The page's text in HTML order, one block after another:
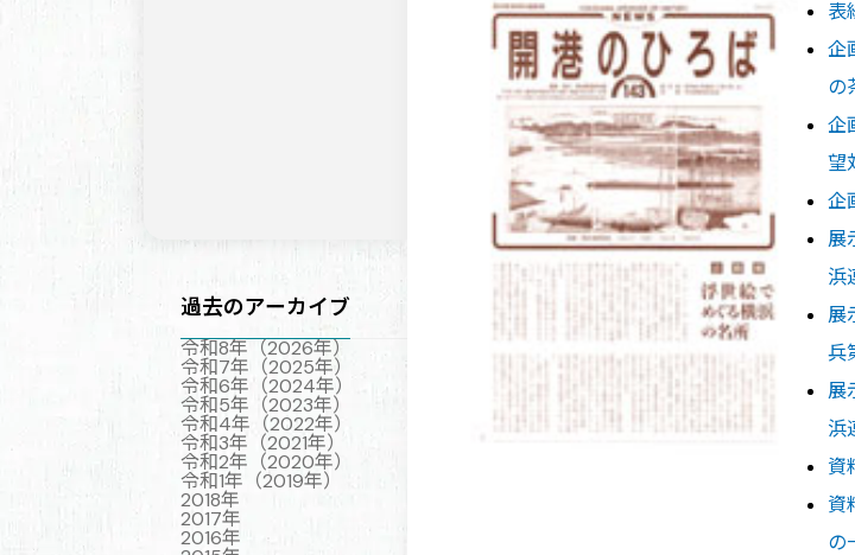
表
企
の
企
望
企
展
浜
展
兵
展
浜
資
資
の
過去のアーカイブ
令和8年（2026年）
令和7年（2025年）
令和6年（2024年）
令和5年（2023年）
令和4年（2022年）
令和3年（2021年）
令和2年（2020年）
令和1年（2019年）
2018年
2017年
2016年